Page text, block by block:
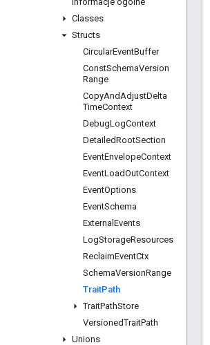
Classes
Structs
CircularEventBuffer
ConstSchemaVersion
Range
CopyAndAdjustDelta
TimeContext
DebugLogContext
DetailedRootSection
EventEnvelopeContext
EventLoadOutContext
EventOptions
EventSchema
External Events
LogStorageResources
ReclaimEventCtx
SchemaVersionRange
TraitPath
TraitPathStore
VersionedTraitPath
Unions